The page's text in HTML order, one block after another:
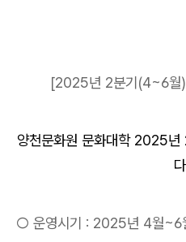
[2025년 2분기 (4~6월)
양천문화원 문화대학 2025년
○ 운영시기 : 2025년 4월~6